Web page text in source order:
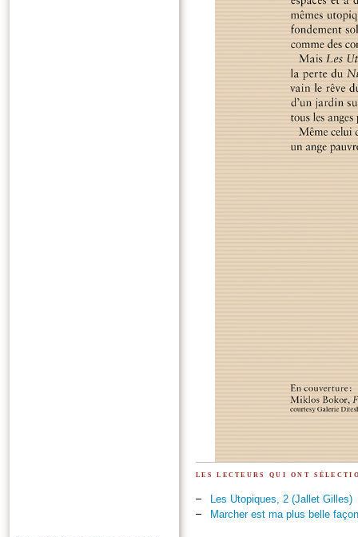
les lecteurs qui ont
Les Utopiques, 2 (Jallet Gilles)
Marcher est ma plus belle